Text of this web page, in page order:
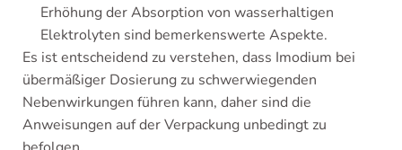
Erhöhung der Absorption von wasserhaltigen
Elektrolyten sind bemerkenswerte Aspekte.
Es ist entscheidend zu verstehen, dass Imodium bei
übermäßiger Dosierung zu schwerwiegenden
Nebenwirkungen führen kann, daher sind die
Anweisungen auf der Verpackung unbedingt zu